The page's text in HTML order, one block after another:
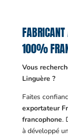
100%
Vous
Linguère ?
Faites
exportateur
francophone.
à développé